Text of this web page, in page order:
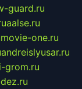
guard.ru
aalse.ru
movie-one.ru
andreislyusar.ru
grom.ru